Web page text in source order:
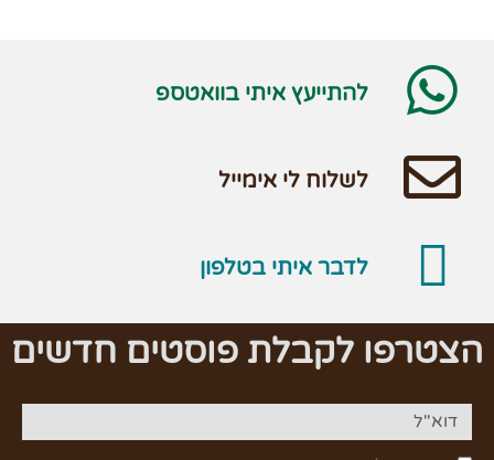
להתייעץ איתי בוואטספ
לשלוח לי אימייל
לדבר איתי בטלפון
הצטרפו לקבלת פוסטים חדשים